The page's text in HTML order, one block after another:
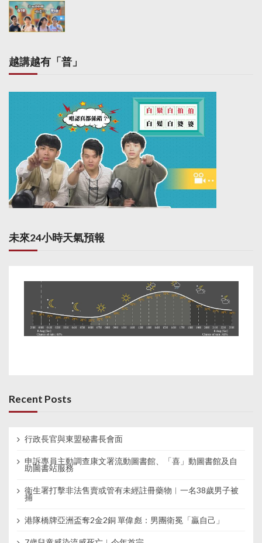
越講越有「普」
未來24小時天氣預報
Recent Posts
行政長官與東盟秘書長會面
申訴專員主動調查康文署流動圖書館、「喜」動圖書館及自
助圖書站服務
衞生署打擊非法售賣或管有未經註冊藥物︱一名38歲男子被
捕
港隊橋牌亞洲盃奪2金2銅 單偉彪：男團衛冕「贏自己」